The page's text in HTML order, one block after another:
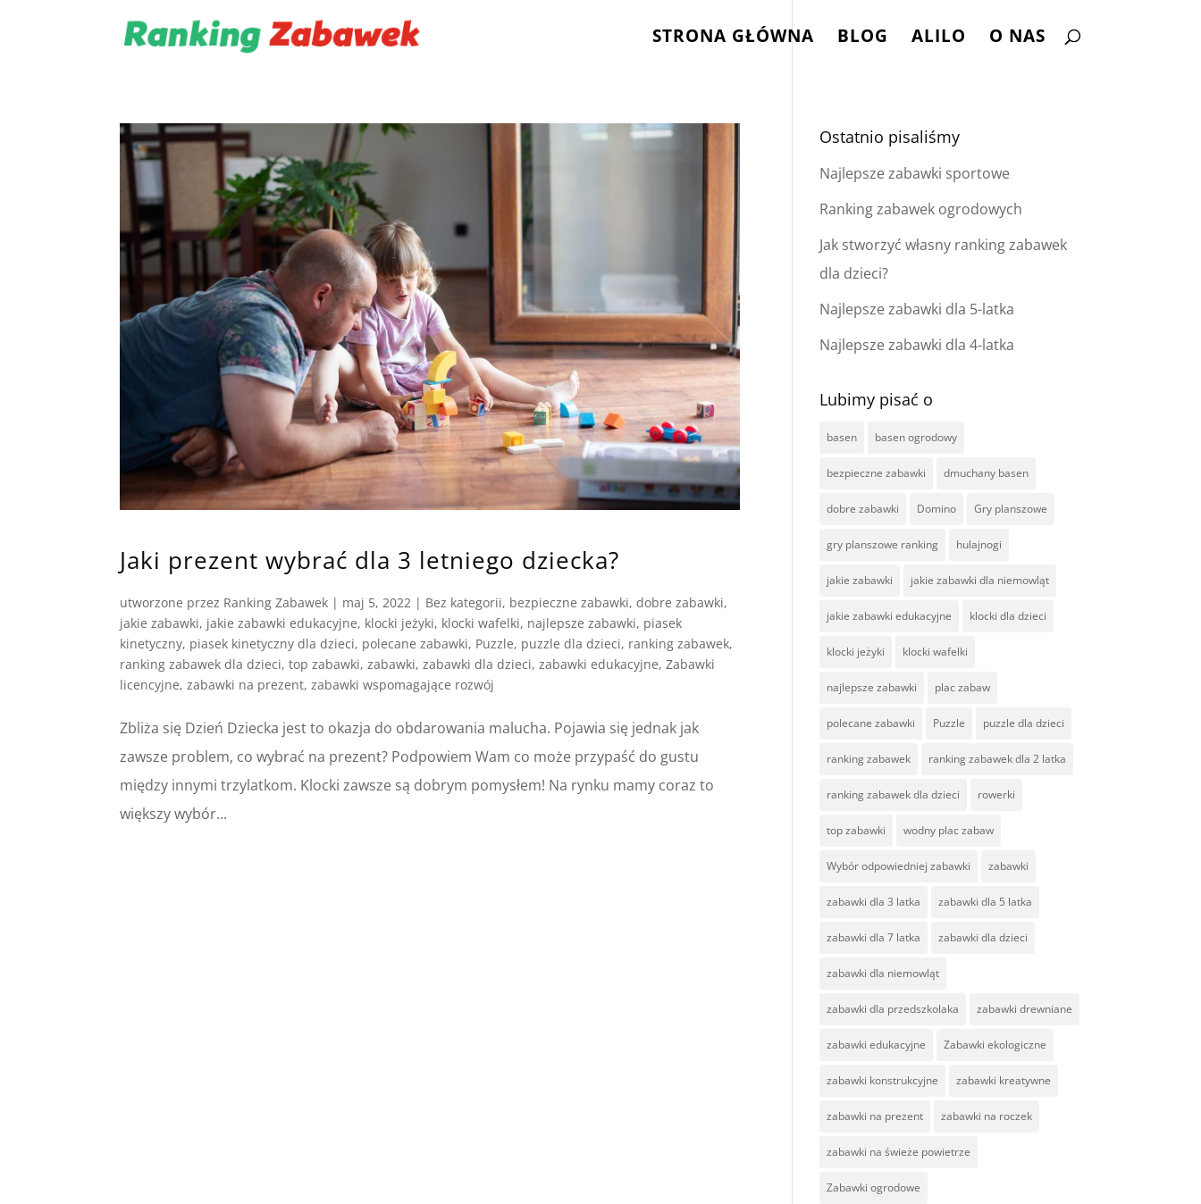
STRONA GŁÓWNA BLOG ALILO O NAS
Jaki prezent wybrać dla 3 letniego dziecka?
utworzone przez Ranking Zabawek | maj 5, 2022 | Bez kategorii, bezpieczne zabawki,dobre zabawki,
jakie zabawki, jakie zabawki edukacyjne, klocki jeżyki, klocki wafelki, najlepsze zabawki, piasek
kinetyczny, piasek kinetyczny dla dzieci, polecane zabawki, Puzzle, puzzle dla dzieci, ranking zabawek,
ranking zabawek dla dzieci,top zabawki,zabawki,zabawki dla dzieci,zabawki edukacyjne,Zabawki
licencyjne,zabawki na prezent,zabawki wspomagające rozwój
Zbliża się Dzień Dziecka jest to okazja do obdarowania malucha. Pojawia się jednak jak
zawsze problem, co wybrać na prezent? Podpowiem Wam co może przypaść do gustu
między innymi trzylatkom. Klocki zawsze są dobrym pomysłem! Na rynku mamy coraz to
większy wybór...
Ostatnio pisaliśmy
Najlepsze zabawki sportowe
Ranking zabawek ogrodowych
Jak stworzyć własny ranking zabawek
dla dzieci?
Najlepsze zabawki dla 5-latka
Najlepsze zabawki dla 4-latka
Lubimy pisać o
basen basen ogrodowy
bezpieczne zabawki dmuchany basen
dobre zabawki Domino Gry planszowe
gry planszowe ranking hulajnogi
jakie zabawki jakie zabawki dla niemowląt
jakie zabawki edukacyjne klocki dla dzieci
klocki jeżyki klocki wafelki
najlepsze zabawki plac zabaw
polecane zabawki Puzzle puzzle dla dzieci
ranking zabawek ranking zabawek dla 2 latka
ranking zabawek dla dzieci rowerki
top zabawki wodny plac zabaw
Wybór odpowiedniej zabawki zabawki
zabawki dla 3 latka zabawki dla 5 latka
zabawki dla 7 latka zabawki dla dzieci
zabawki dla niemowląt
zabawki dla przedszkolaka zabawki drewniane
zabawki edukacyjne Zabawki ekologiczne
zabawki konstrukcyjne zabawki kreatywne
zabawki na prezent zabawki na roczek
zabawki na świeże powietrze
Zabawki ogrodowe